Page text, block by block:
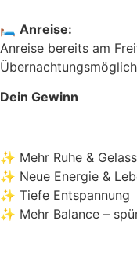
🛏 Anreise:
Anreise bereits am
Dein Gewinn
✨ Mehr Ruhe &
✨ Neue Energie &
✨ Tiefe Entspannung
✨ Mehr Balance –